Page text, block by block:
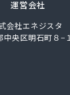
業所
所
運営会社
会社エネジスタ
央区明石町８−